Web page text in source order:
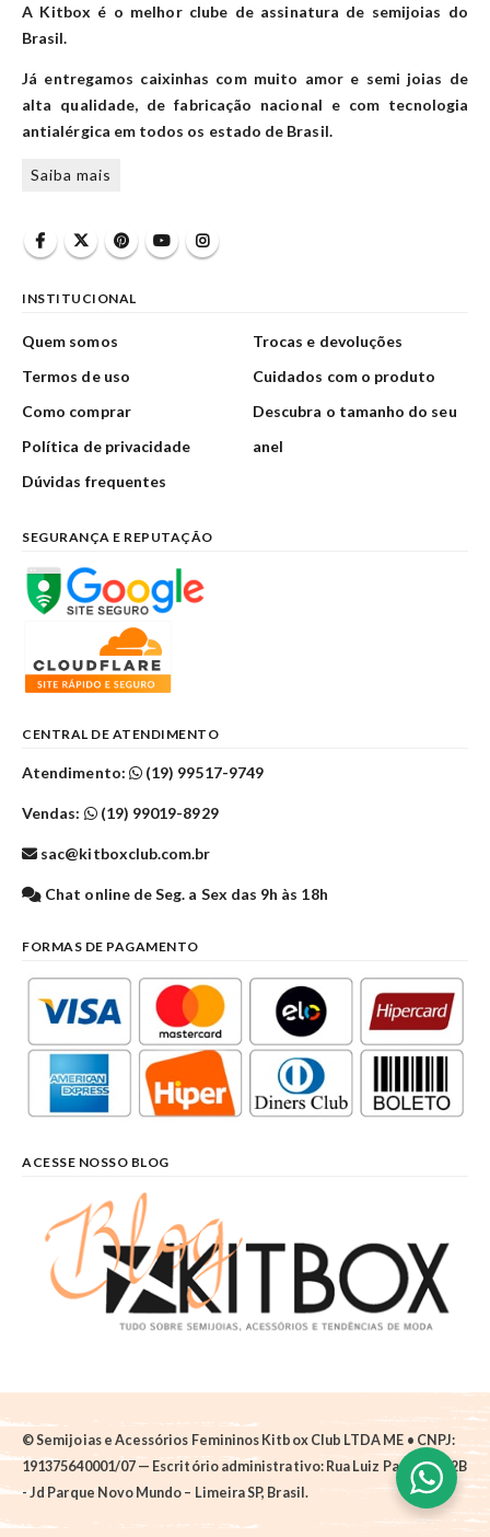
A Kitbox é o melhor clube de assinatura de semijoias do
Brasil.
Já entregamos caixinhas com muito amor e semi joias de
alta qualidade, de fabricação nacional e com tecnologia
antialérgica em todos os estado de Brasil.
Saiba mais
INSTITUCIONAL
Quem somos
Termos de uso
Como comprar
Política de privacidade
Dúvidas frequentes
Trocas e devoluções
Cuidados com o produto
Descubra o tamanho do seu
anel
SEGURANÇA E REPUTAÇÃO
CENTRAL DE ATENDIMENTO
Atendimento: (19) 99517-9749
Vendas: (19) 99019-8929
sac@kitboxclub.com.br
Chat online de Seg. a Sex das 9h às 18h
FORMAS DE PAGAMENTO
ACESSE NOSSO BLOG
© Semijoias e Acessórios Femininos Kitbox Club LTDA ME • CNPJ:
191375640001/07 — Escritório administrativo: Rua Luiz Pantano, 62B
- Jd Parque Novo Mundo – Limeira SP, Brasil.